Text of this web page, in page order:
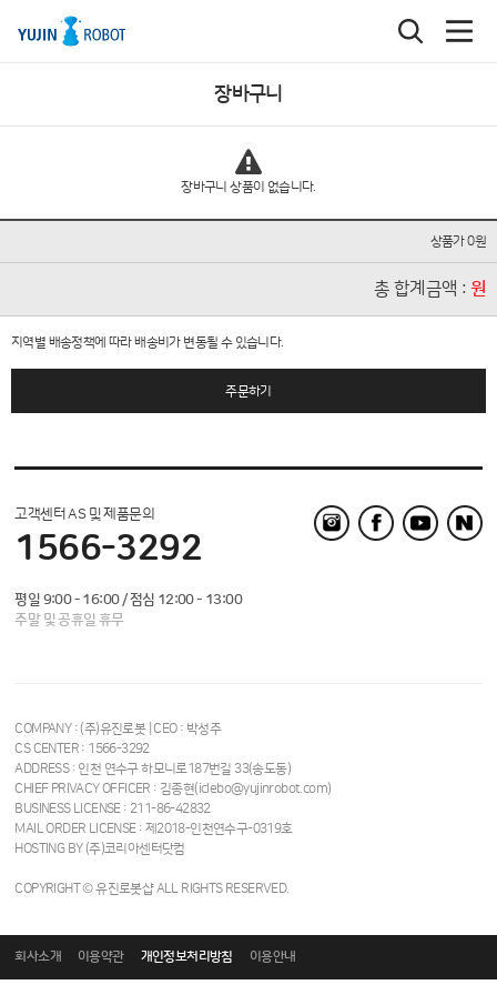
장바구니
장바구니 상품이 없습니다.
상품가 0원
총 합계금액 : 원
지역별 배송정책에 따라 배송비가 변동될 수 있습니다.
주문하기
고객센터 AS 및 제품문의
1566-3292
평일 9:00 - 16:00 / 점심 12:00 - 13:00
주말 및 공휴일 휴무
COMPANY : (주)유진로봇 | CEO : 박성주
CS CENTER : 1566-3292
ADDRESS : 인천 연수구 하모니로187번길 33(송도동)
CHIEF PRIVACY OFFICER : 김종현(iclebo@yujinrobot.com)
BUSINESS LICENSE : 211-86-42832
MAIL ORDER LICENSE : 제2018-인천연수구-0319호
HOSTING BY (주)코리아센터닷컴
COPYRIGHT © 유진로봇샵 ALL RIGHTS RESERVED.
회사소개 이용약관 개인정보처리방침 이용안내